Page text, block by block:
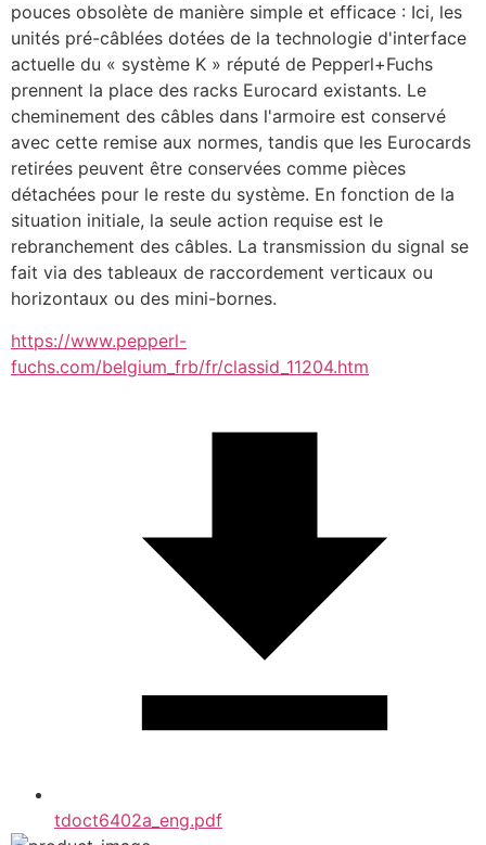
pouces obsolète de manière simple et efficace : Ici, les
unités pré-câblées dotées de la technologie d'interface
actuelle du « système K » réputé de Pepperl+Fuchs
prennent la place des racks Eurocard existants. Le
cheminement des câbles dans l'armoire est conservé
avec cette remise aux normes, tandis que les Eurocards
retirées peuvent être conservées comme pièces
détachées pour le reste du système. En fonction de la
situation initiale, la seule action requise est le
rebranchement des câbles. La transmission du signal se
fait via des tableaux de raccordement verticaux ou
horizontaux ou des mini-bornes.
https://www.pepperl-
fuchs.com/belgium_frb/fr/classid_11204.htm
tdoct6402a_eng.pdf